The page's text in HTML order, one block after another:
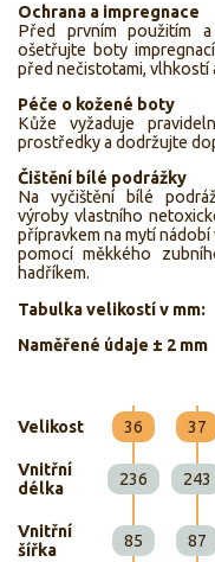
Ochrana a impregnace
Před prvním použitím
ošetřujte boty
před nečistotami, vlhkostí
Péče o kožené boty
Kůže vyžaduje
prostředky a dodržujte
Čištění bílé podrážky
Na vyčištění bílé
výroby vlastního
přípravkem na mytí
pomocí měkkého
hadříkem.
Tabulka velikostí v mm:
Naměřené údaje ± 2 mm
Velikost 36 37
Vnitřní
délka
236 243
Vnitřní
šířka
85 87